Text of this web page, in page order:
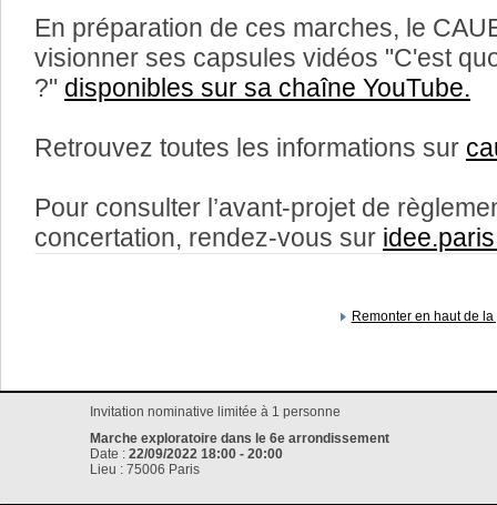
En préparation de ces marches, le
visionner ses capsules vidéos "C'est
?" disponibles sur sa chaîne YouTube.
Retrouvez toutes les informations sur
Pour consulter l’avant-projet de
concertation, rendez-vous sur
Remonter en haut de la
Invitation nominative limitée à 1 personne
Marche exploratoire dans le 6e arrondissement
Date : 22/09/2022 18:00 - 20:00
Lieu : 75006 Paris